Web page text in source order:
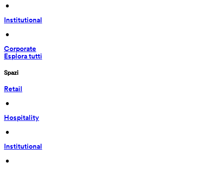
•
Institutional
•
Corporate
Esplora tutti
Spazi
Retail
•
Hospitality
•
Institutional
•